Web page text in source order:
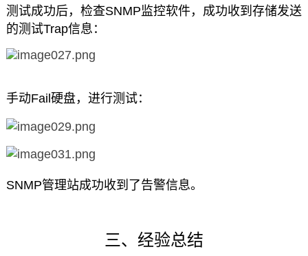
测试成功后，检查SNMP监控软件，成功收到存储发送
的测试Trap信息：
手动Fail硬盘，进行测试：
SNMP管理站成功收到了告警信息。
三、经验总结